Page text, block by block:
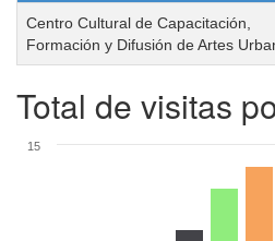
Centro Cultural de Capacitación,
Formación y Difusión de Artes
Total de visitas
15